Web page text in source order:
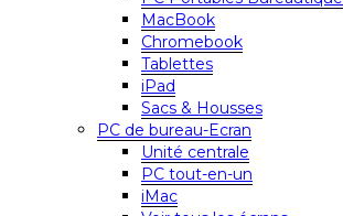
MacBook
Chromebook
Tablettes
iPad
Sacs & Housses
PC de bureau-Ecran
Unité centrale
PC tout-en-un
iMac